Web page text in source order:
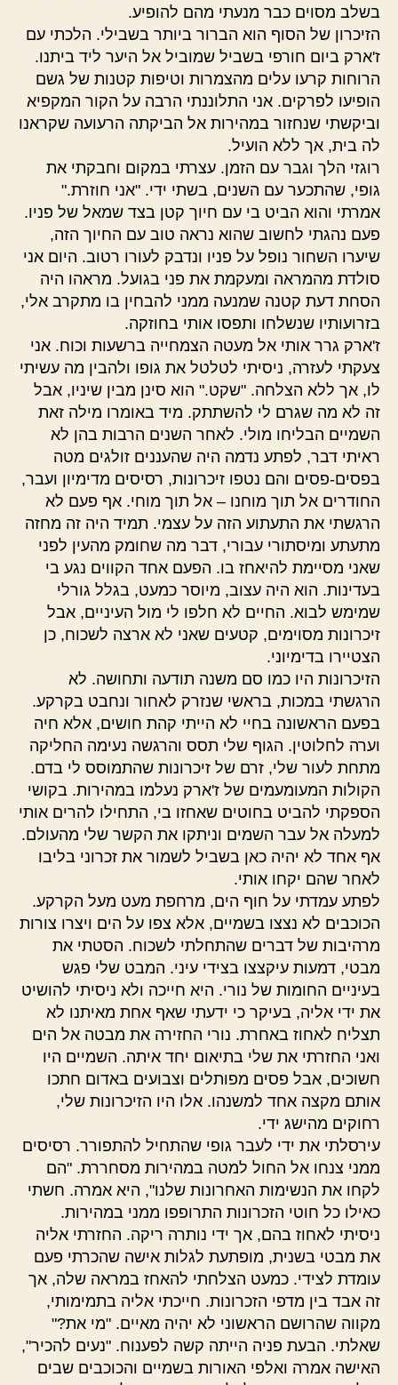
בשלב מסוים כבר מנעתי מהם להופיע.
הזיכרון של הסוף הוא הברור ביותר בשבילי. הלכתי עם
ז'ארק ביום חורפי בשביל שמוביל אל היער ליד ביתנו.
הרוחות קרעו עלים מהצמרות וטיפות קטנות של גשם
הופיעו לפרקים. אני התלוננתי הרבה על הקור המקפיא
וביקשתי שנחזור במהירות אל הביקתה הרעועה שקראנו
לה בית, אך ללא הועיל.
רוגזי הלך וגבר עם הזמן. עצרתי במקום וחבקתי את
גופי, שהתכער עם השנים, בשתי ידי. "אני חוזרת."
אמרתי והוא הביט בי עם חיוך קטן בצד שמאל של פניו.
פעם נהגתי לחשוב שהוא נראה טוב עם החיוך הזה,
שיערו השחור נופל על פניו ונדבק לעורו רטוב. היום אני
סולדת מהמראה ומעקמת את פני בגועל. מראהו היה
הסחת דעת קטנה שמנעה ממני להבחין בו מתקרב אלי,
בזרועותיו שנשלחו ותפסו אותי בחוזקה.
ז'ארק גרר אותי אל מעטה הצמחייה ברשעות וכוח. אני
צעקתי לעזרה, ניסיתי לטלטל את גופו ולהבין מה עשיתי
לו, אך ללא הצלחה. "שקט." הוא סינן מבין שיניו, אבל
זה לא מה שגרם לי להשתתק. מיד באומרו מילה זאת
השמיים הבליחו מולי. לאחר השנים הרבות בהן לא
ראיתי דבר, לפתע נדמה היה שהעננים זולגים מטה
בפסים-פסים והם נטפו זיכרונות, רסיסים מדימיון ועבר,
החודרים אל תוך מוחנו – אל תוך מוחי. אף פעם לא
הרגשתי את התעתוע הזה על עצמי. תמיד היה זה מחזה
מתעתע ומיסתורי עבורי, דבר מה שחומק מהעין לפני
שאני מסיימת להיאחז בו. הפעם אחד הקווים נגע בי
בעדינות. הוא היה עצוב, מיוסר כמעט, בגלל גורלי
שמימש לבוא. החיים לא חלפו לי מול העיניים, אבל
זיכרונות מסוימים, קטעים שאני לא ארצה לשכוח, כן
הצטיירו בדימיוני.
הזיכרונות היו כמו סם משנה תודעה ותחושה. לא
הרגשתי במכות, בראשי שנזרק לאחור ונחבט בקרקע.
בפעם הראשונה בחיי לא הייתי קהת חושים, אלא חיה
וערה לחלוטין. הגוף שלי תסס והרגשה נעימה החליקה
מתחת לעור שלי, זרם של זיכרונות שהתמוסס לי בדם.
הקולות המעומעמים של ז'ארק נעלמו במהירות. בקושי
הספקתי להביט בחוטים שאחזו בי, התחילו להרים אותי
למעלה אל עבר השמים וניתקו את הקשר שלי מהעולם.
אף אחד לא יהיה כאן בשביל לשמור את זכרוני בליבו
לאחר שהם יקחו אותי.
לפתע עמדתי על חוף הים, מרחפת מעט מעל הקרקע.
הכוכבים לא נצצו בשמיים, אלא צפו על הים ויצרו צורות
מרהיבות של דברים שהתחלתי לשכוח. הסטתי את
מבטי, דמעות עיקצצו בצידי עיני. המבט שלי פגש
בעיניים החומות של נורי. היא חייכה ולא ניסיתי להושיט
את ידי אליה, בעיקר כי ידעתי שאף אחת מאיתנו לא
תצליח לאחוז באחרת. נורי החזירה את מבטה אל הים
ואני החזרתי את שלי בתיאום יחד איתה. השמיים היו
חשוכים, אבל פסים מפותלים וצבועים באדום חתכו
אותם מקצה אחד למשנהו. אלו היו הזיכרונות שלי,
רחוקים מהישג ידי.
עירסלתי את ידי לעבר גופי שהתחיל להתפורר. רסיסים
ממני צנחו אל החול למטה במהירות מסחררת. "הם
לקחו את הנשימות האחרונות שלנו", היא אמרה. חשתי
כאילו כל חוטי הזכרונות התרופפו ממני במהירות.
ניסיתי לאחוז בהם, אך ידי נותרה ריקה. החזרתי אליה
את מבטי בשנית, מופתעת לגלות אישה שהכרתי פעם
עומדת לצידי. כמעט הצלחתי להאחז במראה שלה, אך
זה אבד בין מדפי הזכרונות. חייכתי אליה בתמימותי,
מקווה שהרושם הראשוני לא יהיה מאיים. "מי את?"
שאלתי. הבעת פניה הייתה קשה לפענוח. "נעים להכיר",
האישה אמרה ואלפי האורות בשמיים והכוכבים שבים